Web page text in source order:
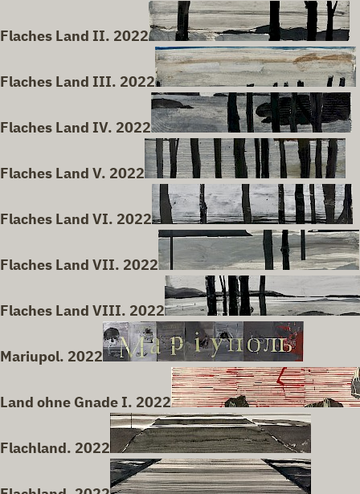
Flaches Land II. 2022
Flaches Land III. 2022
Flaches Land IV. 2022
Flaches Land V. 2022
Flaches Land VI. 2022
Flaches Land VII. 2022
Flaches Land VIII. 2022
Mariupol. 2022
Land ohne Gnade I. 2022
Flachland. 2022